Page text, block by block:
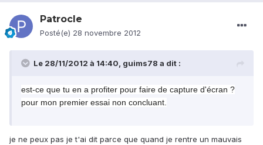
Patrocle
Posté(e) 28 novembre 2012
Le 28/11/2012 à 14:40, guims78 a dit :
est-ce que tu en a profiter pour faire de capture d'écran ?
pour mon premier essai non concluant.
je ne peux pas je t'ai dit parce que quand je rentre un mauvais